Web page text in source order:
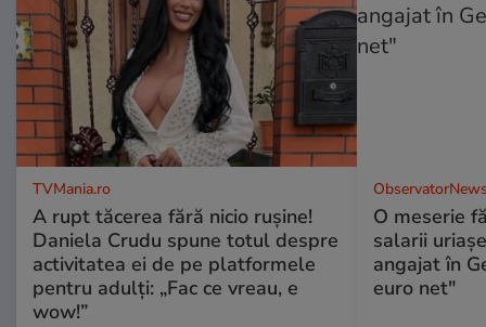
TVMania.ro
A rupt tăcerea fără nicio rușine!
Daniela Crudu spune totul despre
activitatea ei de pe platformele
pentru adulți: „Fac ce vreau, e
wow!”
O meserie
salarii
angajat în
euro net"